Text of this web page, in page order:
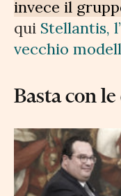
invece il
qui Stellantis,
vecchio
Basta con